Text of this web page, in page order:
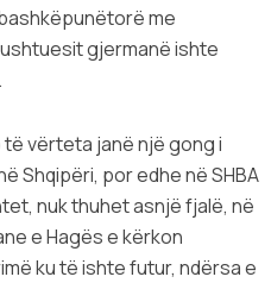
me
gjermanë ishte
vërteta janë një gong i
Shqipëri, por edhe në SHBA
nuk thuhet asnjë fjalë, në
e Hagës e kërkon
ku të ishte futur, ndërsa e